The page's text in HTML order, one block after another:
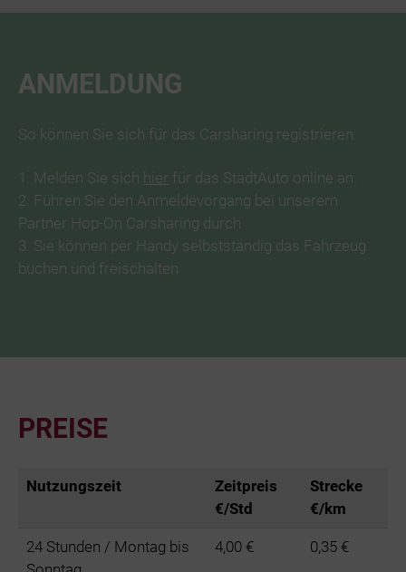
ANMELDUNG
So können Sie sich für das Carsharing registrieren:
1. Melden Sie sich hier für das StadtAuto online an.
2. Führen Sie den Anmeldevorgang bei unserem
Partner Hop-On Carsharing durch
3. Sie können per Handy selbstständig das Fahrzeug
buchen und freischalten
PREISE
Nutzungszeit
Zeitpreis
€/Std
Strecke
€/km
24 Stunden / Montag bis
4,00 € 0,35 €